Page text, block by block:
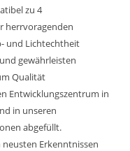
zu 4
herrvoragenden
und Lichtechtheit
gewährleisten
Qualität
Entwicklungszentrum in
in unseren
abgefüllt.
Erkenntnissen